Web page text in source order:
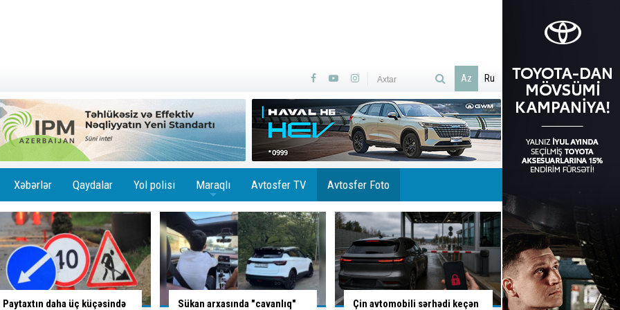
Az Ru
Xəbərlər Qaydalar Yol polisi Maraqlı Avtosfer TV Avtosfer Foto
Sükan arxasında "cavanlıq"
Çin avtomobili sərhədi keçən
Bu yolda hər an qəza baş verə
Bakıda tıxacların